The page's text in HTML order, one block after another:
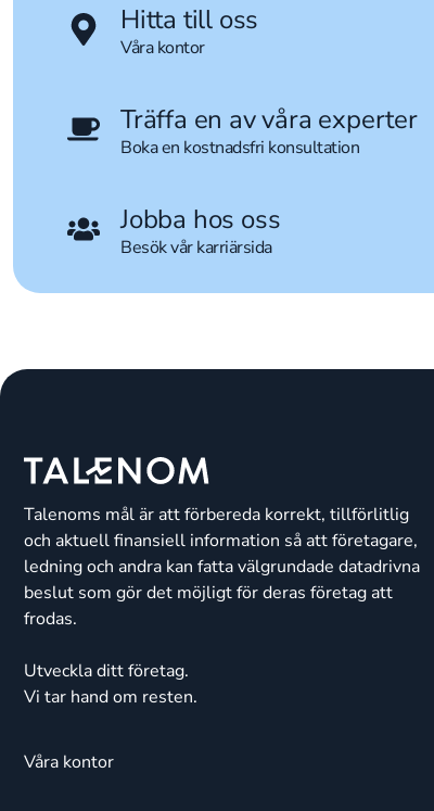
Hitta till oss
Våra kontor
Träffa en av våra experter
Boka en kostnadsfri konsultation
Jobba hos oss
Besök vår karriärsida
Talenoms mål är att förbereda korrekt, tillförlitlig
och aktuell finansiell information så att företagare,
ledning och andra kan fatta välgrundade datadrivna
beslut som gör det möjligt för deras företag att
frodas.
Utveckla ditt företag.
Vi tar hand om resten.
Våra kontor